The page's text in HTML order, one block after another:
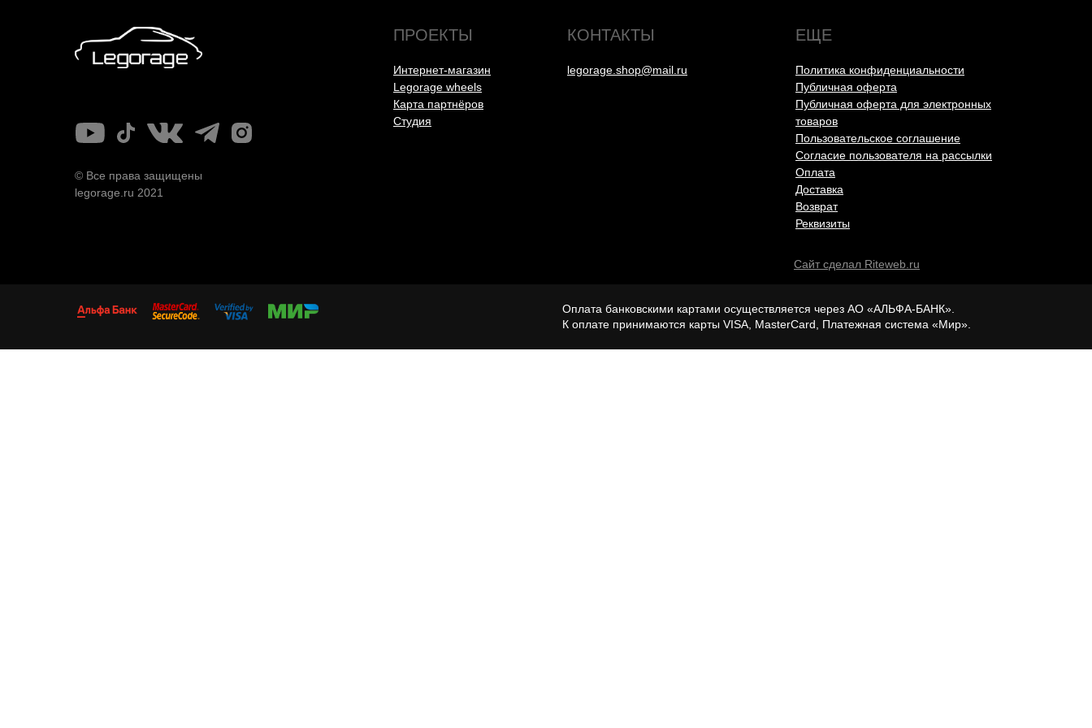
Политика конфиденциальности
Публичная оферта
Публичная оферта для электронных
товаров
Пользовательское соглашение
Согласие пользователя на рассылки
Оплата
Доставка
Возврат
Реквизиты
legorage.shop@mail.ru
Интернет-магазин
Legorage wheels
Карта партнёров
Студия
© Все права защищены
legorage.ru 2021
ПРОЕКТЫ КОНТАКТЫ ЕЩЕ
Сайт сделал Riteweb.ru
Оплата банковскими картами осуществляется через АО «АЛЬФА-БАНК».
К оплате принимаются карты VISA, MasterCard, Платежная система «Мир».